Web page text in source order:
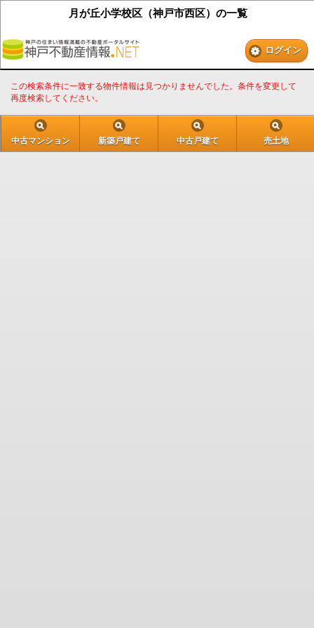
月が丘小学校区（神戸市西区）の一覧
ログイン
この検索条件に一致する物件情報は見つかりませんでした。条件を変更して
再度検索してください。
中古マンション 新築戸建て 中古戸建て 売土地